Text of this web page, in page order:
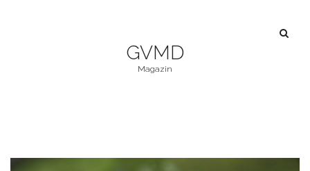
GVMD
Magazin